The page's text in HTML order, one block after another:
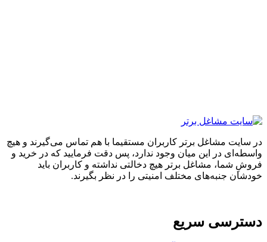
مشاغل برتر کاربران مستقیما با هم تماس می‌گیرند و هیچ
در این میان وجود ندارد، پس دقت فرمایید که در خرید و
شما، مشاغل برتر هیچ دخالتی نداشته و کاربران باید
جنبه‌های مختلف امنیتی را در نظر بگیرند.
سریع